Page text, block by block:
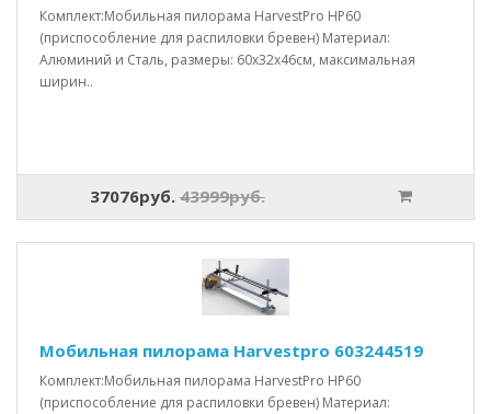
Комплект:Мобильная пилорама HarvestPro HP60
(приспособление для распиловки бревен) Материал:
Алюминий и Сталь, размеры: 60x32x46см, максимальная
ширин..
37076руб. 43999руб.
Мобильная пилорама Harvestpro 603244519
Комплект:Мобильная пилорама HarvestPro HP60
(приспособление для распиловки бревен) Материал: